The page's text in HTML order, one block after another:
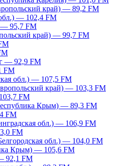
край) — 89,2 FM
— 102,4 FM
— 95,7 FM
край) — 99,7 FM
— 92,9 FM
FM
обл.) — 107,5 FM
край) — 103,3 FM
FM
Крым) — 89,3 FM
FM
обл.) — 106,9 FM
FM
обл.) — 104,0 FM
Крым) — 105,6 FM
92,1 FM